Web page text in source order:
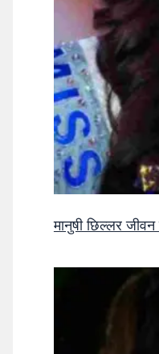
मानुषी छिल्लर